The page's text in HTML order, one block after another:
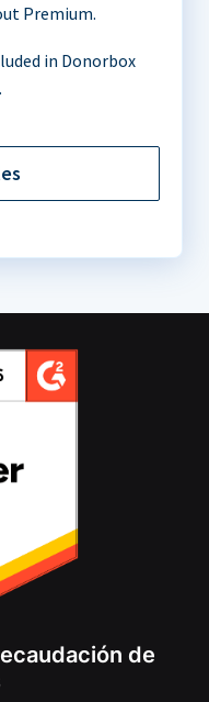
Premium.
in Donorbox
de